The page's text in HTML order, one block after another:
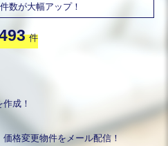
数が大幅アップ！
件
成！
価格変更物件をメール配信！